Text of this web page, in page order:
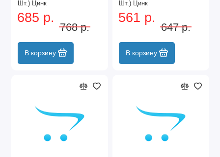
Шт.) Цинк
685 р.
768 р.
В корзину
Шт.) Цинк
561 р.
647 р.
В корзину